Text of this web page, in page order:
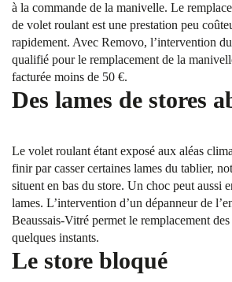
à la commande de la manivelle. Le
de volet roulant est une prestation peu
rapidement. Avec Removo, l’intervention
qualifié pour le remplacement de la
facturée moins de 50 €.
Des lames de stores
Le volet roulant étant exposé aux aléas
finir par casser certaines lames du tablier,
situent en bas du store. Un choc peut aussi
lames. L’intervention d’un dépanneur de
Beaussais-Vitré permet le remplacement des
quelques instants.
Le store bloqué